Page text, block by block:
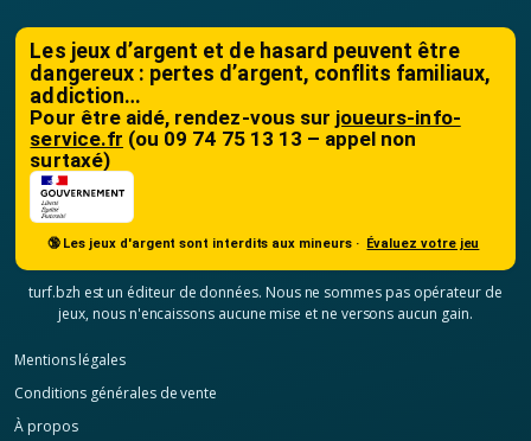
Les jeux d’argent et de hasard peuvent être
dangereux : pertes d’argent, conflits familiaux,
addiction…
Pour être aidé, rendez-vous sur joueurs-info-
service.fr (ou 09 74 75 13 13 – appel non
surtaxé)
🔞 Les jeux d'argent sont interdits aux mineurs · Évaluez votre jeu
turf.bzh est un éditeur de données. Nous ne sommes pas opérateur de
jeux, nous n'encaissons aucune mise et ne versons aucun gain.
Mentions légales
Conditions générales de vente
À propos